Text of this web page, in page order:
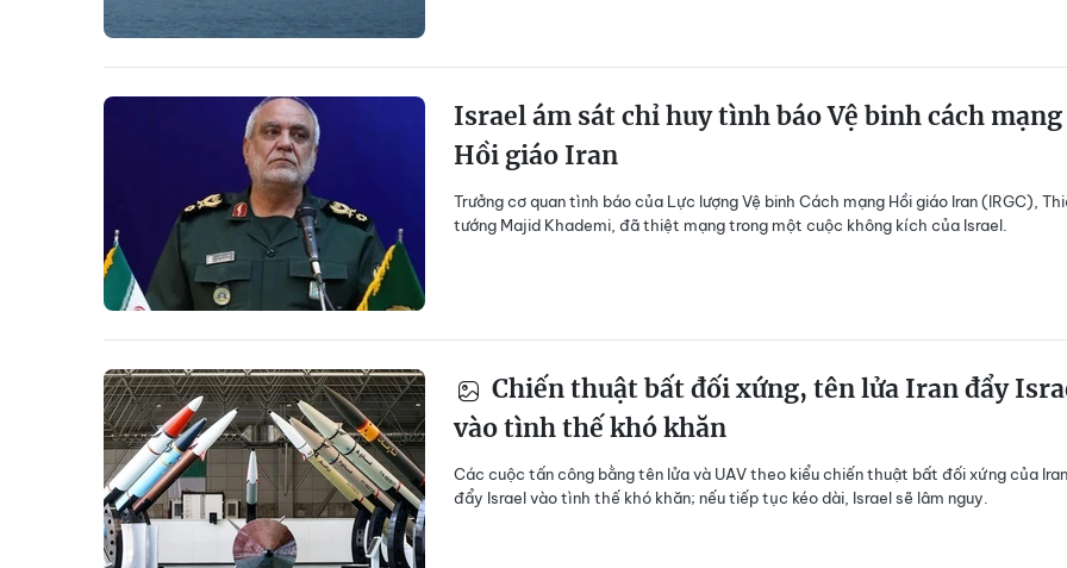
Israel ám sát chỉ huy tình báo Vệ binh cách mạng
Hồi giáo Iran
Trưởng cơ quan tình báo của Lực lượng Vệ binh Cách mạng Hồi giáo Iran (IRGC),
tướng Majid Khademi, đã thiệt mạng trong một cuộc không kích của Israel.
Chiến thuật bất đối xứng, tên lửa Iran đẩy
vào tình thế khó khăn
Các cuộc tấn công bằng tên lửa và UAV theo kiểu chiến thuật bất đối xứng của Iran,
đẩy Israel vào tình thế khó khăn; nếu tiếp tục kéo dài, Israel sẽ lâm nguy.